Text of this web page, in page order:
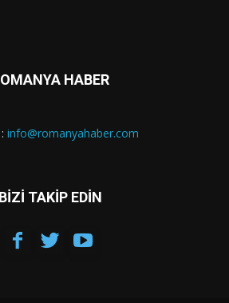
HABER
info@romanyahaber.com
BİZİ TAKİP EDİN